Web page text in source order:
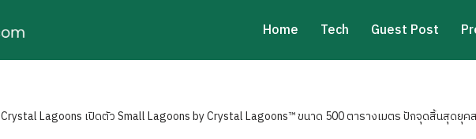
Home Tech Guest Post
Crystal Lagoons เปิดตัว Small Lagoons by Crystal Lagoons™ ขนาด 500 ตารางเมตร ปักจุดสิ้นสุดยุ